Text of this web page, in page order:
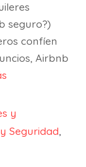
seguro?)
confíen
Airbnb
y
Seguridad,